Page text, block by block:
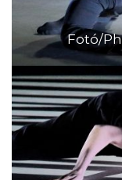
Fotó/